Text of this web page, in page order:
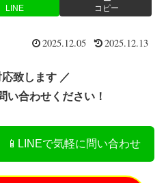
LINE コピー
2025.12.05 2025.12.13
致します ／
い合わせください！
📱LINEで気軽に問い合わせ